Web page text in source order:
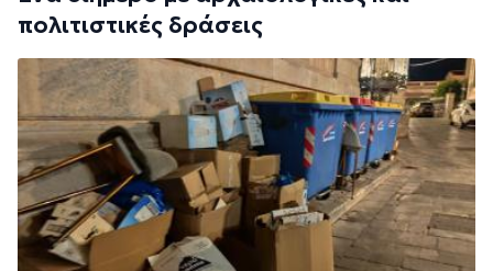
πολιτιστικές δράσεις